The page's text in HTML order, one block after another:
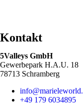
Kontakt
5Valleys GmbH
Gewerbepark H.A.U. 18
78713 Schramberg
+49 179 6034895